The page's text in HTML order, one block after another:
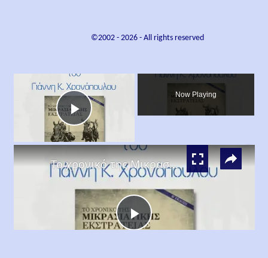
©2002 - 2026- All rights reserved
Play
Video
Now Playing
×
Play
Το χρονικό της Μικρασιατικής Εκστρατείας, Γιάννης Κ. Χρονόπουλος